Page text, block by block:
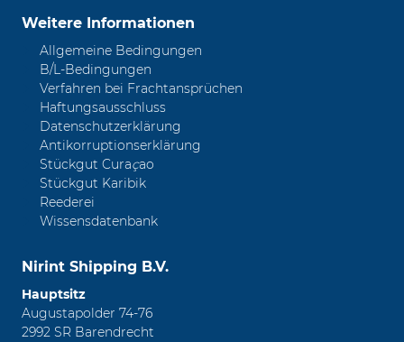
Weitere Informationen
Allgemeine Bedingungen
B/L-Bedingungen
Verfahren bei Frachtansprüchen
Haftungsausschluss
Datenschutzerklärung
Antikorruptionserklärung
Stückgut Curaçao
Stückgut Karibik
Reederei
Wissensdatenbank
Nirint Shipping B.V.
Hauptsitz
Augustapolder 74-76
2992 SR Barendrecht